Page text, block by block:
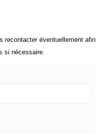
recontacter éventuellement afin
si nécessaire.